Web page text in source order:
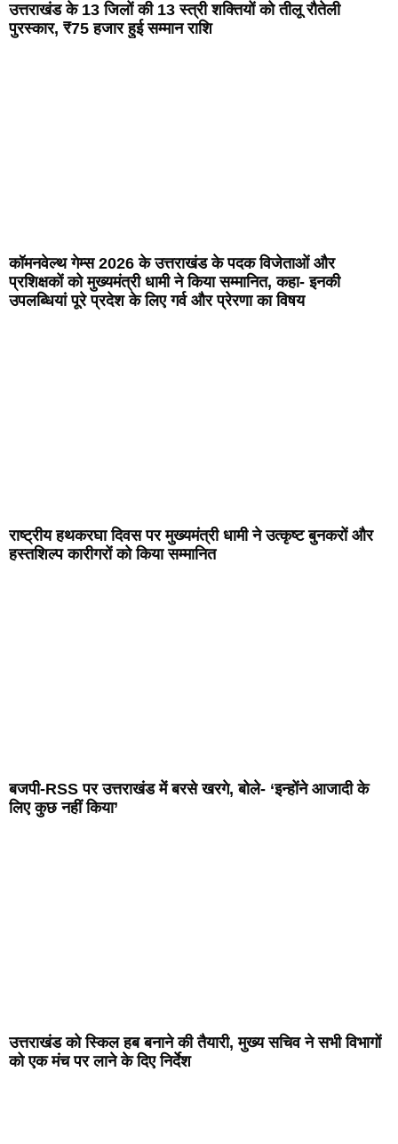
उत्तराखंड के 13 जिलों की 13 स्त्री शक्तियों को तीलू रौतेली
पुरस्कार, ₹75 हजार हुई सम्मान राशि
कॉमनवेल्थ गेम्स 2026 के उत्तराखंड के पदक विजेताओं और
प्रशिक्षकों को मुख्यमंत्री धामी ने किया सम्मानित, कहा- इनकी
उपलब्धियां पूरे प्रदेश के लिए गर्व और प्रेरणा का विषय
राष्ट्रीय हथकरघा दिवस पर मुख्यमंत्री धामी ने उत्कृष्ट बुनकरों और
हस्तशिल्प कारीगरों को किया सम्मानित
बजपी-RSS पर उत्तराखंड में बरसे खरगे, बोले- ‘इन्होंने आजादी के
लिए कुछ नहीं किया’
उत्तराखंड को स्किल हब बनाने की तैयारी, मुख्य सचिव ने सभी विभागों
को एक मंच पर लाने के दिए निर्देश